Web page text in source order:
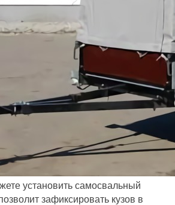
установить самосвальный
зафиксировать кузов в